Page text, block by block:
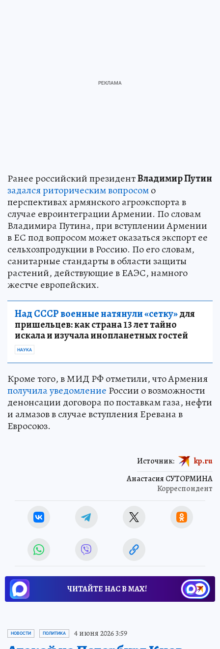
Ранее российский президентВладимир Путин
задался риторическим вопросомо
перспективах армянского агроэкспорта в
случае евроинтеграции Армении. По словам
Владимира Путина, при вступлении Армении
в ЕС под вопросом может оказаться экспорт ее
сельхозпродукции в Россию. По его словам,
санитарные стандарты в области защиты
растений, действующие в ЕАЭС, намного
жестче европейских.
Над СССР военные натянули «сетку»для
пришельцев: как страна 13 лет тайно
искала и изучала инопланетных гостей
НАУКА
Кроме того, в МИД РФ отметили, что Армения
получила уведомление России о возможности
денонсации договора по поставкам газа, нефти
и алмазов в случае вступления Еревана в
Евросоюз.
Анастасия СУТОРМИНА
Корреспондент
Источник: kp.ru
ЧИТАЙТЕ НАС В МАХ!
НОВОСТИ ПОЛИТИКА 4 июня 2026 3:59